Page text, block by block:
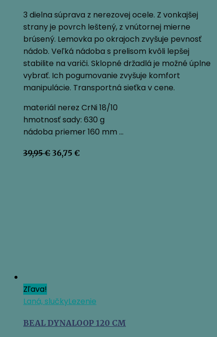
3 dielna súprava z nerezovej ocele. Z vonkajšej
strany je povrch leštený, z vnútornej mierne
brúsený. Lemovka po okrajoch zvyšuje pevnosť
nádob. Veľká nádoba s prelisom kvôli lepšej
stabilite na variči. Sklopné držadlá je možné úplne
vybrať. Ich pogumovanie zvyšuje komfort
manipulácie. Transportná sieťka v cene.
materiál nerez CrNi 18/10
hmotnosť sady: 630 g
nádoba priemer 160 mm …
39,95€ Pôvodná
36,75 €
Zľava!
Laná, slučkyLezenie
BEAL DYNALOOP 120 CM